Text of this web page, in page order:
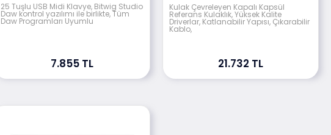
25 Tuşlu USB Midi Klavye, Bitwig Studio
Daw kontrol yazılımı ile birlikte, Tüm
Daw Programları Uyumlu
7.855 TL
Kulak Çevreleyen Kapalı Kapsül
Referans Kulaklık, Yüksek Kalite
Driverlar, Katlanabilir Yapısı, Çıkarabilir
Kablo,
21.732 TL